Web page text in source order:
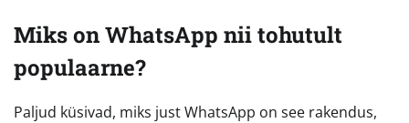
Miks on WhatsApp nii tohutult
populaarne?
Paljud küsivad, miks just WhatsApp on see rakendus,